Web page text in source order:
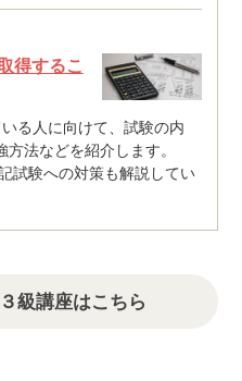
得するこ
る人に向けて、試験の内
法などを紹介します。
試験への対策も解説してい
級講座はこちら